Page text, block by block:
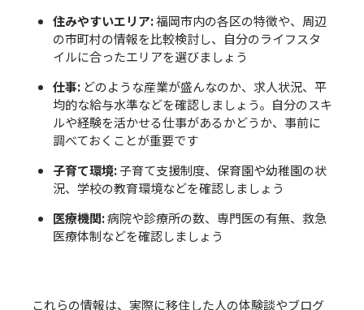
住みやすいエリア:福岡市内の各区の特徴や、周辺
の市町村の情報を比較検討し、自分のライフスタ
イルに合ったエリアを選びましょう
仕事:どのような産業が盛んなのか、求人状況、平
均的な給与水準などを確認しましょう。自分のスキ
ルや経験を活かせる仕事があるかどうか、事前に
調べておくことが重要です
子育て環境:子育て支援制度、保育園や幼稚園の状
況、学校の教育環境などを確認しましょう
医療機関:病院や診療所の数、専門医の有無、救急
医療体制などを確認しましょう
これらの情報は、実際に移住した人の体験談やブログ